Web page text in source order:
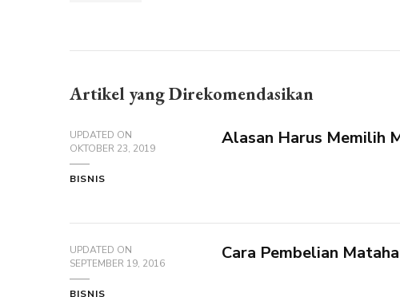
Artikel yang Direkomendasikan
UPDATED ON
OKTOBER 23, 2019
BISNIS
Alasan Harus Memilih
UPDATED ON
SEPTEMBER 19, 2016
BISNIS
Cara Pembelian